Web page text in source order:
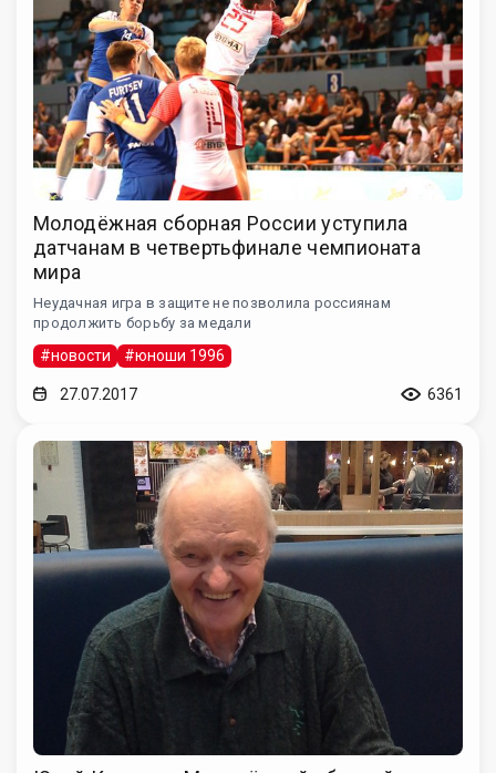
Молодёжная сборная России уступила
датчанам в четвертьфинале чемпионата
мира
Неудачная игра в защите не позволила россиянам
продолжить борьбу за медали
#новости #юноши 1996
27.07.2017 6361